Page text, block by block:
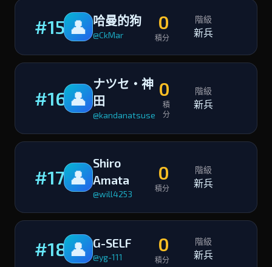
#15 👤 哈曼的狗
@CkMar
0
積分
階級
新兵
#16 👤
ナツセ・神
田
@kandanatsuse
0
積
分
階級
新兵
#17 👤
Shiro
Amata
@will4253
0
積分
階級
新兵
#18 👤 G-SELF
@yg-111
0
積分
階級
新兵